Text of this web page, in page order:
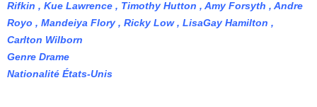
Rifkin , Kue Lawrence , Timothy Hutton , Amy Forsyth , Andre
Royo , Mandeiya Flory , Ricky Low , LisaGay Hamilton ,
Carlton Wilborn
Genre Drame
Nationalité États-Unis